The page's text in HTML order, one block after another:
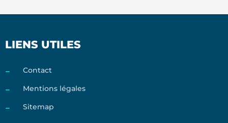
LIENS UTILES
Contact
Mentions légales
Sitemap